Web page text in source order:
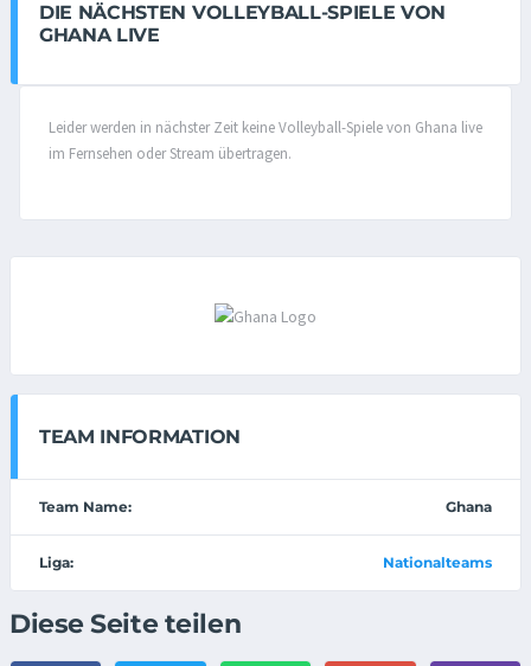
DIE NÄCHSTEN VOLLEYBALL-SPIELE VON
GHANA LIVE
Leider werden in nächster Zeit keine Volleyball-Spiele von Ghana live
im Fernsehen oder Stream übertragen.
TEAM INFORMATION
Team Name: Ghana
Liga: Nationalteams
Diese Seite teilen